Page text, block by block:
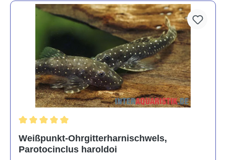
Weißpunkt-Ohrgitterharnischwels,
Parotocinclus haroldoi